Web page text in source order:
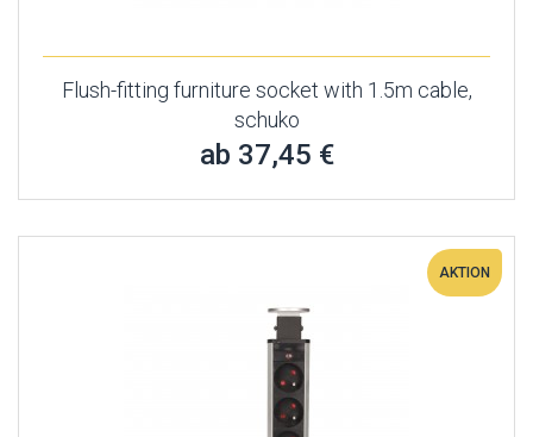
Flush-fitting furniture socket with 1.5m cable,
schuko
ab 37,45 €
AKTION